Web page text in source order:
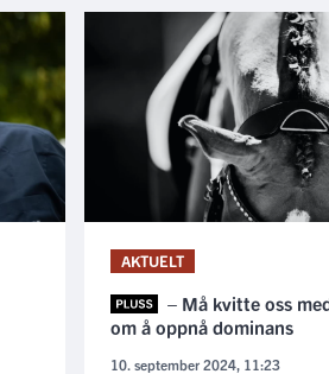
AKTUELT
– Må kvitte oss
om å oppnå dominans
10. september 2024, 11:23